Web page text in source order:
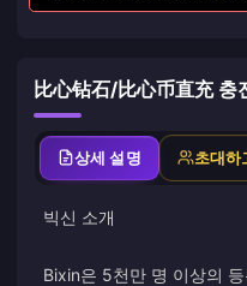
比心钻石/比心币直充 충
상세 설명 초대하
빅신 소개
Bixin은 5천만 명 이상의